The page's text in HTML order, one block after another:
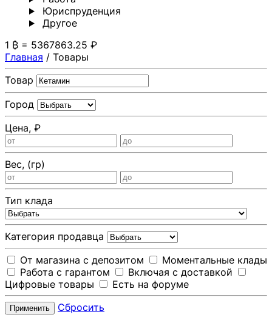
Юриспруденция
Другoе
1 ₿ = 5367863.25 ₽
Главная / Товары
Товар
Город
Цена, ₽
Вес, (гр)
Тип клада
Категория продавца
От магазина с депозитом
Моментальные клады
Работа с гарантом
Включая с доставкой
Цифровые товары
Есть на форуме
Применить Сбросить